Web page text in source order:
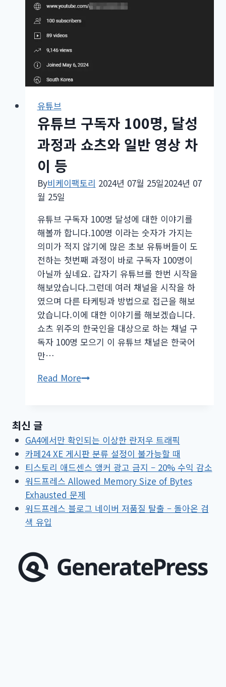
자
100
들
하
지
말
할
들
유튜브
유튜브 구독자 100명, 달성
과정과 쇼츠와 일반 영상 차
이 등
By비케이팩토리 2024년 07월 25일2024년 07
월 25일
유튜브 구독자 100명 달성에 대한 이야기를
해볼까 합니다.100명 이라는 숫자가 가지는
의미가 적지 않기에 많은 초보 유튜버들이 도
전하는 첫번째 과정이 바로 구독자 100명이
아닐까 싶네요. 갑자기 유튜브를 한번 시작을
해보았습니다.그런데 여러 채널을 시작을 하
였으며 다른 타케팅과 방법으로 접근을 해보
았습니다.이에 대한 이야기를 해보겠습니다.
쇼츠 위주의 한국인을 대상으로 하는 채널 구
독자 100명 모으기 이 유튜브 채널은 한국어
만…
Read More유
자
100
명,
달
성
과
츠
최신 글
GA4에서만 확인되는 이상한 란저우 트래픽
카페24 XE 게시판 분류 설정이 불가능할 때
티스토리 애드센스 앵커 광고 금지 – 20% 수익 감소
워드프레스 Allowed Memory Size of Bytes
Exhausted 문제
워드프레스 블로그 네이버 저품질 탈출 – 돌아온 검
색 유입